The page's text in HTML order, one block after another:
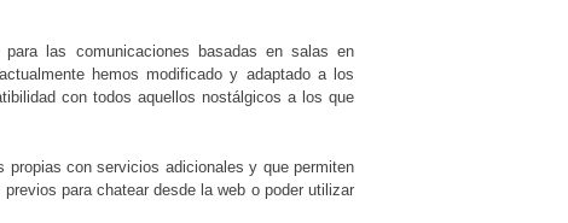
las comunicaciones basadas en salas en
hemos modificado y adaptado a los
con todos aquellos nostálgicos a los que
con servicios adicionales y que permiten
para chatear desde la web o poder utilizar